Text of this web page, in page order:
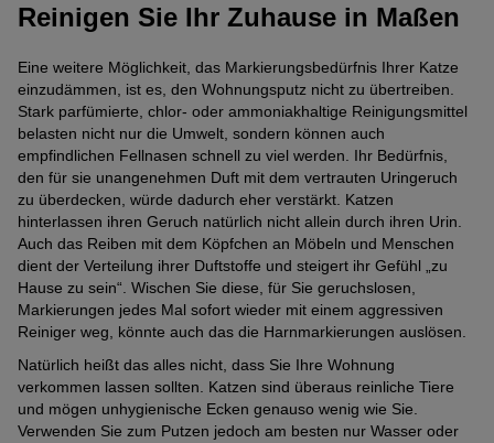
Reinigen Sie Ihr Zuhause in Maßen
Eine weitere Möglichkeit, das Markierungsbedürfnis Ihrer Katze
einzudämmen, ist es, den Wohnungsputz nicht zu übertreiben.
Stark parfümierte, chlor- oder ammoniakhaltige Reinigungsmittel
belasten nicht nur die Umwelt, sondern können auch
empfindlichen Fellnasen schnell zu viel werden. Ihr Bedürfnis,
den für sie unangenehmen Duft mit dem vertrauten Uringeruch
zu überdecken, würde dadurch eher verstärkt. Katzen
hinterlassen ihren Geruch natürlich nicht allein durch ihren Urin.
Auch das Reiben mit dem Köpfchen an Möbeln und Menschen
dient der Verteilung ihrer Duftstoffe und steigert ihr Gefühl „zu
Hause zu sein“. Wischen Sie diese, für Sie geruchslosen,
Markierungen jedes Mal sofort wieder mit einem aggressiven
Reiniger weg, könnte auch das die Harnmarkierungen auslösen.
Natürlich heißt das alles nicht, dass Sie Ihre Wohnung
verkommen lassen sollten. Katzen sind überaus reinliche Tiere
und mögen unhygienische Ecken genauso wenig wie Sie.
Verwenden Sie zum Putzen jedoch am besten nur Wasser oder